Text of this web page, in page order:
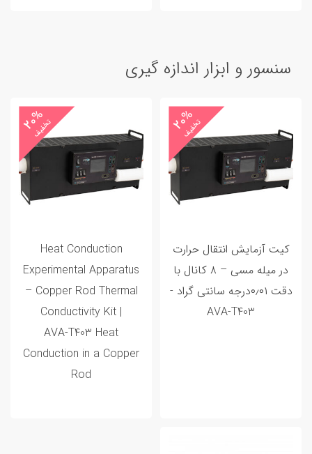
سنسور و ابزار اندازه گیری
20%
کیت آزمایش انتقال حرارت
در میله مسی – ۸ کانال با
دقت ۰٫۰۱درجه سانتی گراد -
AVA‑T403
20%
Heat Conduction
Experimental Apparatus
– Copper Rod Thermal
Conductivity Kit |
AVA‑T403 Heat
Conduction in a Copper
Rod